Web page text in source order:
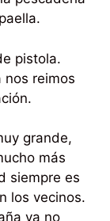
pistola.
nos reimos
grande,
más
siempre es
los vecinos.
ya no